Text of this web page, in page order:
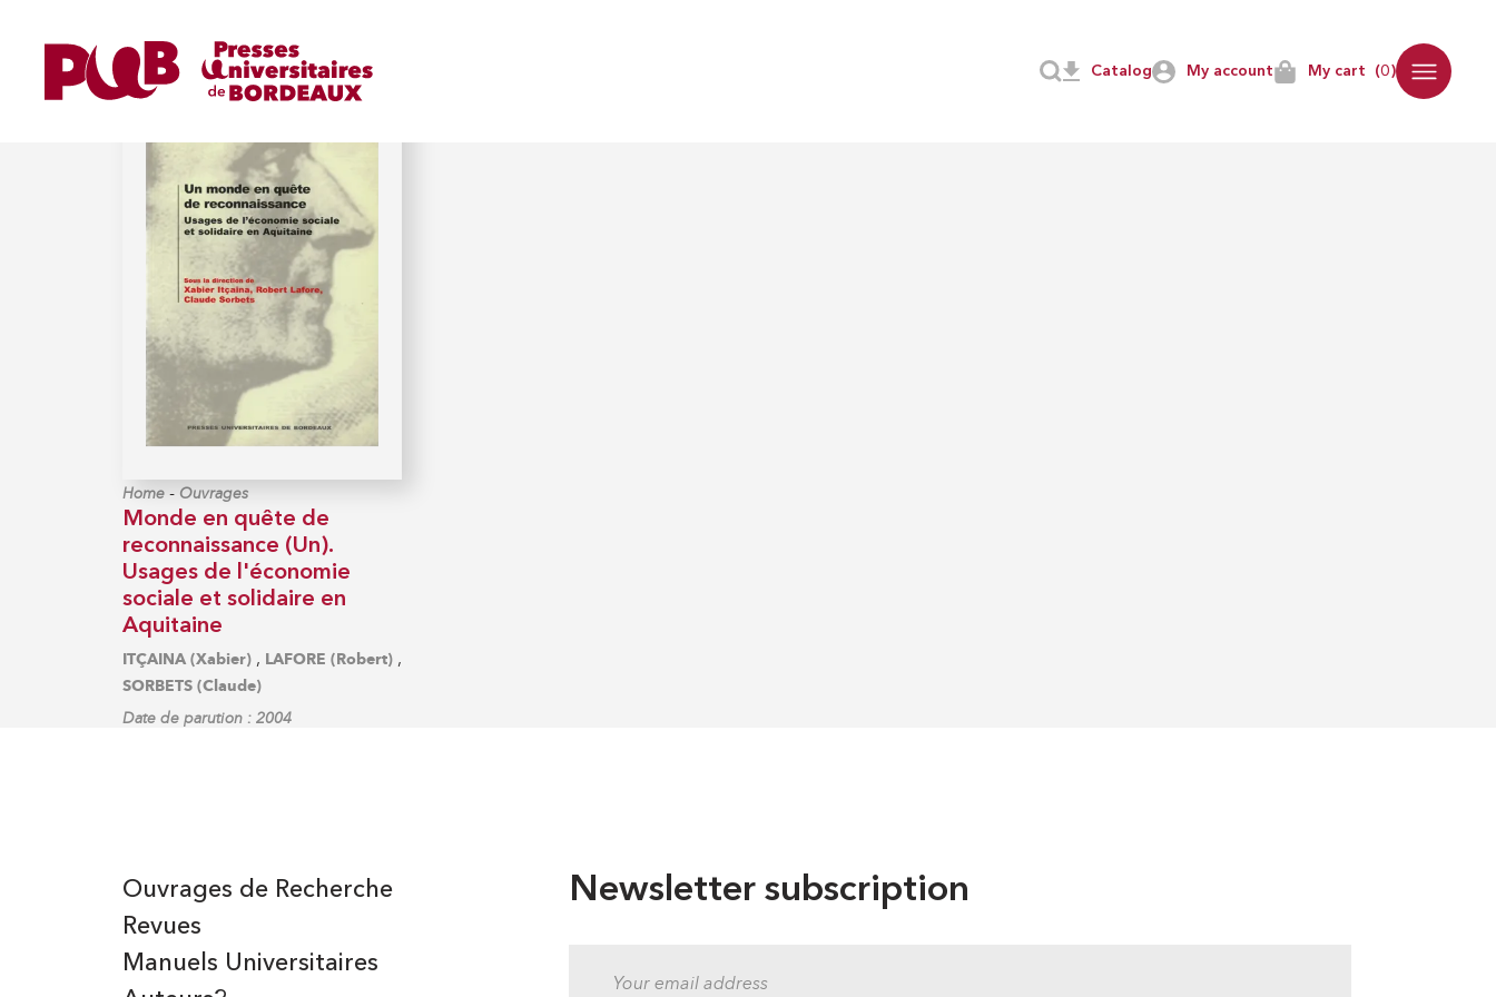
My account My cart (0)
Catalog
Home- Ouvrages
Monde en quête de
reconnaissance (Un).
Usages de l'économie
sociale et solidaire en
Aquitaine
ITÇAINA (Xabier), LAFORE (Robert),
SORBETS (Claude)
Date de parution : 2004
Newsletter subscription
Manuels Universitaires
Ouvrages de Recherche
Revues